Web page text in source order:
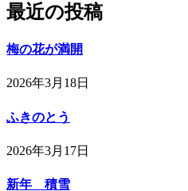
最近の投稿
梅の花が満開
2026年3月18日
ふきのとう
2026年3月17日
新年 積雪